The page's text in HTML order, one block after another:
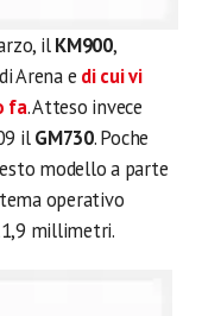
ilKM900,
Arena e di cui vi
fa. Atteso invece
ilGM730. Poche
modello a parte
operativo
millimetri.